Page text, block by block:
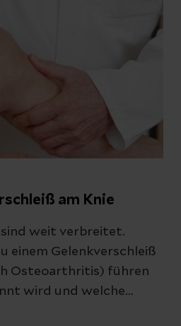
am Knie
sind weit verbreitet.
einem Gelenkverschleiß
Osteoarthritis) führen
wird und welche
sind, erfahren Sie hier.